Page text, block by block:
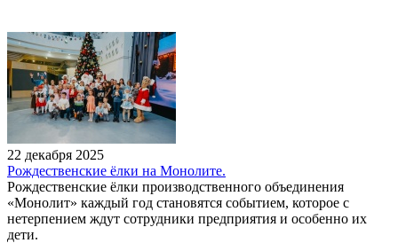
22 декабря 2025
Рождественские ёлки на Монолите.
Рождественские ёлки производственного объединения
«Монолит» каждый год становятся событием, которое с
нетерпением ждут сотрудники предприятия и особенно их
дети.